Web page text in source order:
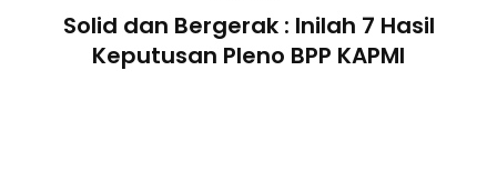
Solid dan Bergerak : Inilah 7 Hasil
Keputusan Pleno BPP KAPMI